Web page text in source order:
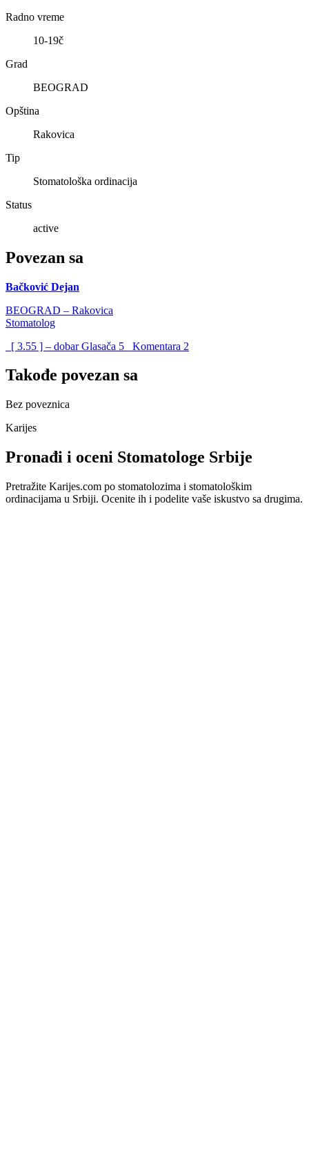
Radno vreme
10-19č
Grad
BEOGRAD
Opština
Rakovica
Tip
Stomatološka ordinacija
Status
active
Povezan sa
Bačković Dejan
BEOGRAD – Rakovica
Stomatolog
[ 3.55 ] – dobarGlasača 5 Komentara 2
Takođe povezan sa
Bez poveznica
Karijes
Pronađi i oceni Stomatologe Srbije
Pretražite Karijes.com po stomatolozima i stomatološkim
ordinacijama u Srbiji. Ocenite ih i podelite vaše iskustvo sa drugima.